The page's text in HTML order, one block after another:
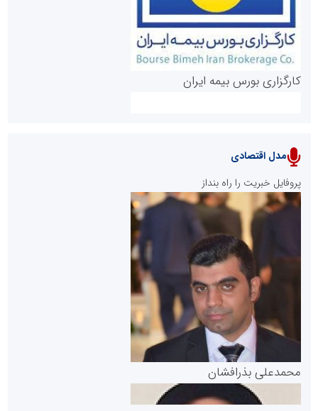
پایگاه خبری نهضت ملی مسکن
پایگاه خبری گفتمان یزد
کارگزاری بورس بیمه ایران
سازمان بورس و اوراق بهادار
مرجع اخبار موثق در بازارسرمایه
مدل اقتصادی
پروفایل خبریت را راه بنداز
محمدعلی بذرافشان